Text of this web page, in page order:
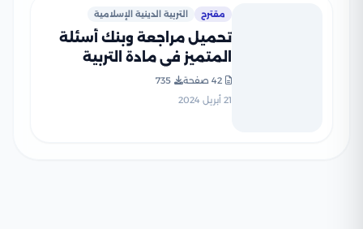
مقترح التربية الدينية الإسلامية
تحميل مراجعة وبنك أسئلة
المتميز في مادة التربية
الدينية الاسلامية للصف
السادس الابتدائي الترم الثاني
42 صفحة
735
21 أبريل 2024